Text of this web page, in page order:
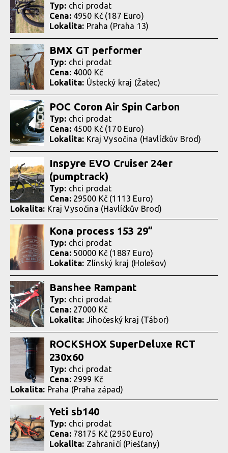
Typ: chci prodat
Cena: 4950 Kč (187 Euro)
Lokalita: Praha (Praha 13)
BMX GT performer
Typ: chci prodat
Cena: 4000 Kč
Lokalita: Ústecký kraj (Žatec)
POC Coron Air Spin Carbon
Typ: chci prodat
Cena: 4500 Kč (170 Euro)
Lokalita: Kraj Vysočina (Havlíčkův Brod)
Inspyre EVO Cruiser 24er
(pumptrack)
Typ: chci prodat
Cena: 29500 Kč (1113 Euro)
Lokalita: Kraj Vysočina (Havlíčkův Brod)
Kona process 153 29”
Typ: chci prodat
Cena: 50000 Kč (1887 Euro)
Lokalita: Zlínský kraj (Holešov)
Banshee Rampant
Typ: chci prodat
Cena: 27000 Kč
Lokalita: Jihočeský kraj (Tábor)
ROCKSHOX SuperDeluxe RCT
230x60
Typ: chci prodat
Cena: 2999 Kč
Lokalita: Praha (Praha západ)
Yeti sb140
Typ: chci prodat
Cena: 78175 Kč (2950 Euro)
Lokalita: Zahraničí (Piešťany)